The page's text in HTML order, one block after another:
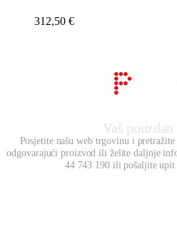
312,50 €
Vaš
Posjetite našu web trgovinu i
odgovarajući proizvod ili želite daljnje
44 743 190 ili pošaljite upit